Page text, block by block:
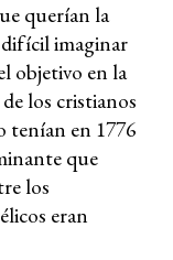
querían la
imaginar
objetivo en la
los cristianos
tenían en 1776
que
los
eran